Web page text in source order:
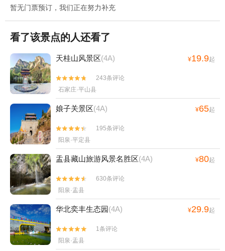
暂无门票预订，我们正在努力补充
看了该景点的人还看了
天桂山风景区(4A) ¥19.9起


243条评论
石家庄·平山县
娘子关景区(4A) ¥65起


195条评论
阳泉·平定县
盂县藏山旅游风景名胜区(4A) ¥80起


630条评论
阳泉·盂县
华北奕丰生态园(4A) ¥29.9起


1条评论
阳泉·盂县